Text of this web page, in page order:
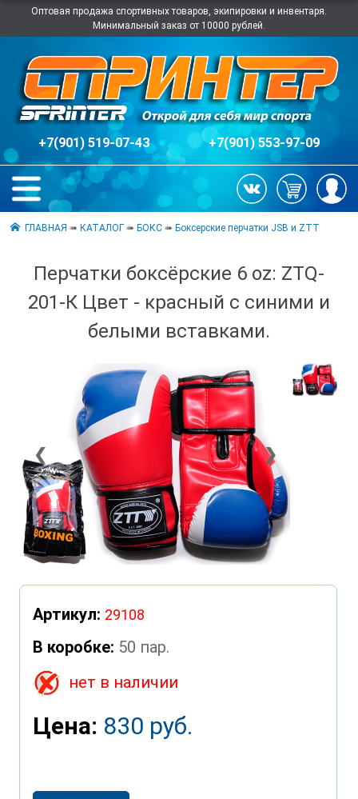
Оптовая продажа спортивных товаров, экипировки и инвентаря.
Минимальный заказ от 10000 рублей.
+7(901) 519-07-43 +7(901) 553-97-09
ГЛАВНАЯ ➠КАТАЛОГ ➠БОКС ➠Боксерские перчатки JSB и ZTT
Перчатки боксёрские 6 oz: ZTQ-
201-К Цвет - красный с синими и
белыми вставками.
❮ ❯
Артикул: 29108
В коробке: 50 пар.
нет в наличии
Цена: 830 руб.